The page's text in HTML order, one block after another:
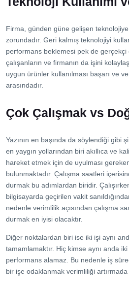
Firma, günden güne gelişen
zorundadır. Geri kalmış teknolojiyi
performans beklemesi pek de gerçekçi
çalışanların ve firmanın da işini
uygun ürünler kullanılması başarı ve
arasındadır.
Çok Çalışmak vs
Yazının en başında da söylendiği gibi
en yaygın yollarından biri akıllıca ve
hareket etmek için de uyulması
bulunmaktadır. Çalışma saatleri
durmak bu adımlardan biridir.
bilgisayarda geçirilen vakit
nedenle verimlilik açısından çalışma
durmak en iyisi olacaktır.
Diğer noktalardan biri ise iki işi aynı
tamamlamaktır. Hiç kimse aynı anda
performans alamaz. Bu nedenle iş
bir işe odaklanmak verimliliği artırmada